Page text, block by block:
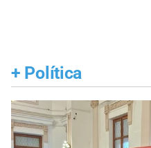
+ Política